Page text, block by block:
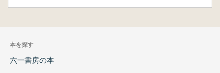
本を探す
六一書房の本